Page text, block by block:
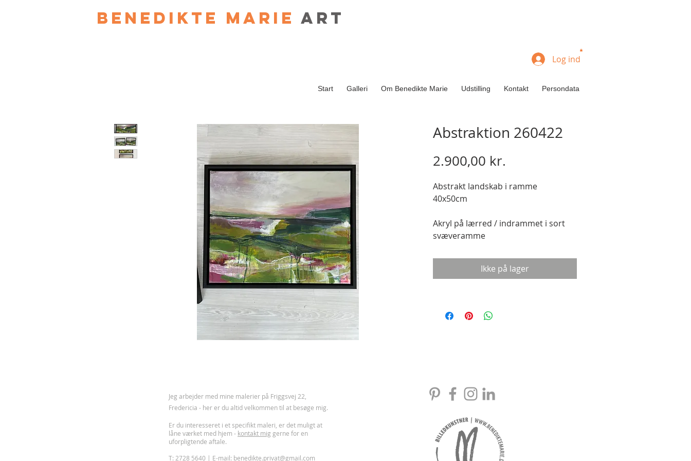
Benedikte Marie art
Start Galleri Om Benedikte Marie Udstilling Kontakt Persondata
Log ind
Abstraktion 260422
2.900,00 kr.
Abstrakt landskab i ramme
40x50cm
Akryl på lærred / indrammet i sort
svæveramme
Ikke på lager
Jeg arbejder med mine malerier på Friggsvej 22,
Fredericia - her er du altid velkommen til at besøge mig.
Er du interesseret i et specifikt maleri, er det muligt at
låne værket med hjem - kontakt mig gerne for en
uforpligtende aftale.
T: 2728 5640 | E-mail: benedikte.privat@gmail.com